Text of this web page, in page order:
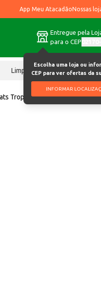
App Meu AtacadãoNossas
Entregue pela
para o CEP
Escolha uma loja ou
CEP para ver ofertas da
INFORMAR
Limpeza
Tropical 269ml